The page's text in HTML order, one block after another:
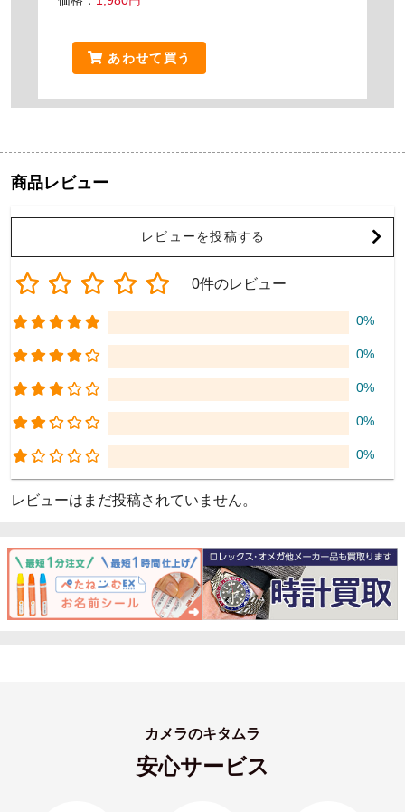
あわせて買う
商品レビュー
レビューを投稿する
0件のレビュー
0%
0%
0%
0%
0%
レビューはまだ投稿されていません。
カメラのキタムラ
安心サービス